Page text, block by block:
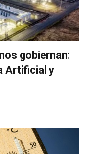
gobiernan:
Artificial y